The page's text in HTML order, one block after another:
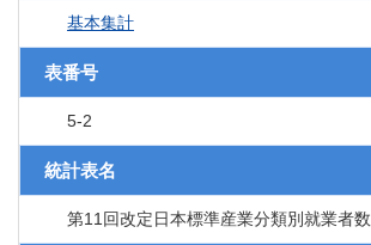
基本集計
表番号
5-2
統計表名
第11回改定日本標準産業分類別就業者数